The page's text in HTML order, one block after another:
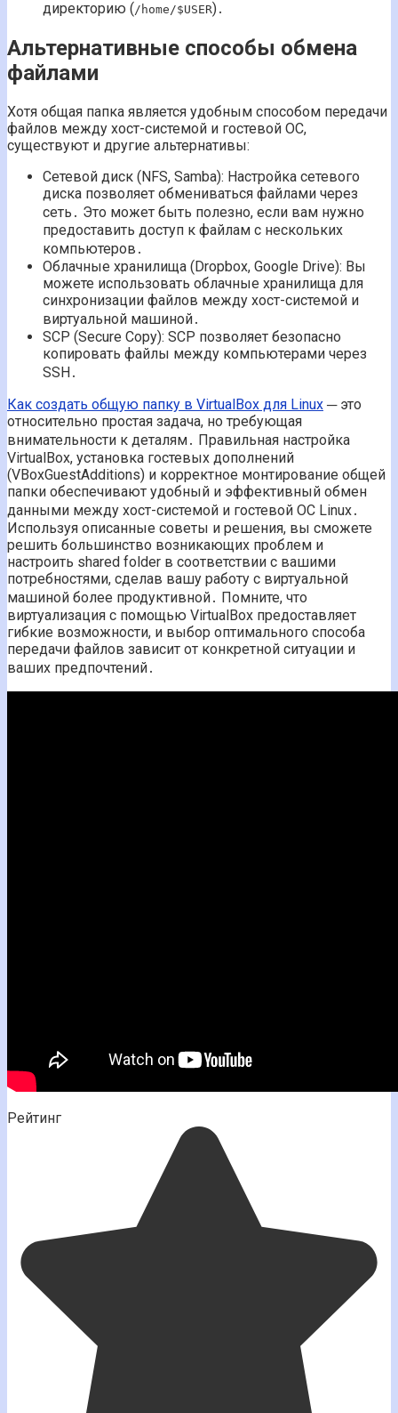
директорию (/home/$USER)․
Альтернативные способы обмена
файлами
Хотя общая папка является удобным способом передачи
файлов между хост-системой и гостевой ОС,
существуют и другие альтернативы:
Сетевой диск (NFS, Samba): Настройка сетевого
диска позволяет обмениваться файлами через
сеть․ Это может быть полезно, если вам нужно
предоставить доступ к файлам с нескольких
компьютеров․
Облачные хранилища (Dropbox, Google Drive): Вы
можете использовать облачные хранилища для
синхронизации файлов между хост-системой и
виртуальной машиной․
SCP (Secure Copy): SCP позволяет безопасно
копировать файлы между компьютерами через
SSH․
Как создать общую папку в VirtualBox для Linux ─ это
относительно простая задача, но требующая
внимательности к деталям․ Правильная настройка
VirtualBox, установка гостевых дополнений
(VBoxGuestAdditions) и корректное монтирование общей
папки обеспечивают удобный и эффективный обмен
данными между хост-системой и гостевой ОС Linux․
Используя описанные советы и решения, вы сможете
решить большинство возникающих проблем и
настроить shared folder в соответствии с вашими
потребностями, сделав вашу работу с виртуальной
машиной более продуктивной․ Помните, что
виртуализация с помощью VirtualBox предоставляет
гибкие возможности, и выбор оптимального способа
передачи файлов зависит от конкретной ситуации и
ваших предпочтений․
Рейтинг